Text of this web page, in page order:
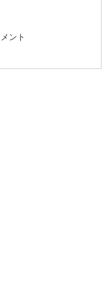
ント